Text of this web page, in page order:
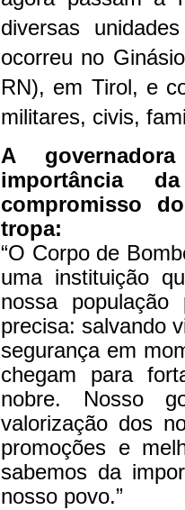
diversas
ocorreu no
RN), em Tirol, e
militares, civis,
A
importância
compromisso
tropa:
“O Corpo de
uma instituição
nossa
precisa: salvando
segurança em
chegam para
nobre. Nosso
valorização dos
promoções e
sabemos da
nosso povo.”